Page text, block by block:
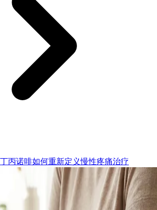
丙诺啡如何重新定义慢性疼痛治疗